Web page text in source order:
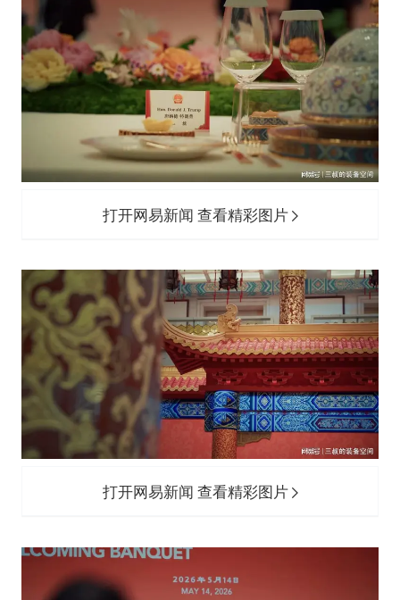
打开网易新闻 查看精彩图片
打开网易新闻 查看精彩图片